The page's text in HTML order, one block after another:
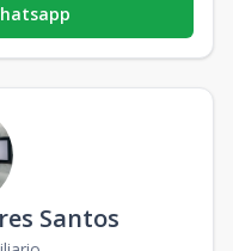
Santos